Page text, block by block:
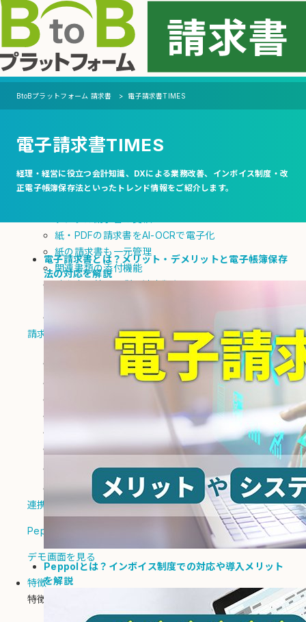
MENU
機能
支払側（受取機能）
自動化
支払通知書の電子化・自動発行
紙・PDFの請求書をAI-OCRで電子化
紙の請求書も一元管理
関連書類の添付機能
請求書以外の国税関連書類も
請求側（発行機能）
債権回収代行
連携可能なシステム一覧
Peppol連携
デモ画面を見る
特徴
特徴
BtoBプラットフォーム 請求書 電子請求書TIMES
電子請求書TIMES
経理・経営に役立つ会計知識、DXによる業務改善、インボイス制度・改
正電子帳簿保存法といったトレンド情報をご紹介します。
電子請求書とは？メリット・デメリットと電子帳簿保存
法の対応を解説
Peppolとは？インボイス制度での対応や導入メリット
を解説